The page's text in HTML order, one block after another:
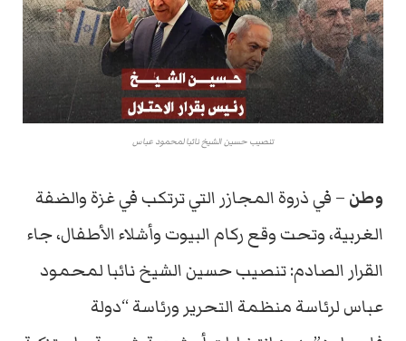
تنصيب حسين الشيخ نائبا لمحمود عباس
وطن – في ذروة المجازر التي ترتكب في غزة والضفة
الغربية، وتحت وقع ركام البيوت وأشلاء الأطفال، جاء
القرار الصادم: تنصيب حسين الشيخ نائبا لمحمود
عباس لرئاسة منظمة التحرير ورئاسة “دولة